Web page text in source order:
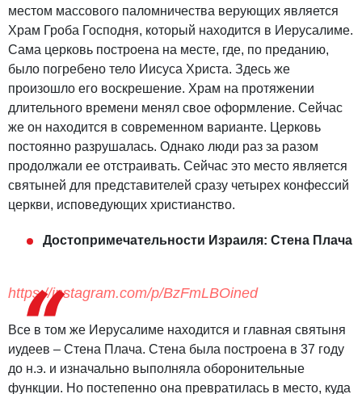
местом массового паломничества верующих является
Храм Гроба Господня, который находится в Иерусалиме.
Сама церковь построена на месте, где, по преданию,
было погребено тело Иисуса Христа. Здесь же
произошло его воскрешение. Храм на протяжении
длительного времени менял свое оформление. Сейчас
же он находится в современном варианте. Церковь
постоянно разрушалась. Однако люди раз за разом
продолжали ее отстраивать. Сейчас это место является
святыней для представителей сразу четырех конфессий
церкви, исповедующих христианство.
Достопримечательности Израиля: Стена Плача
https://instagram.com/p/BzFmLBOined
Все в том же Иерусалиме находится и главная святыня
иудеев – Стена Плача. Стена была построена в 37 году
до н.э. и изначально выполняла оборонительные
функции. Но постепенно она превратилась в место, куда